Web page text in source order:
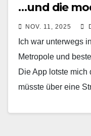
…und die
NOV. 11, 2025
Ich war unterwegs
Metropole und
Die App lotste mich
müsste über eine